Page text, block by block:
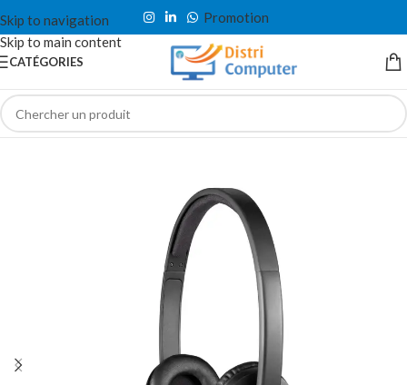
Skip to navigation
Skip to main content
Promotion
CATÉGORIES